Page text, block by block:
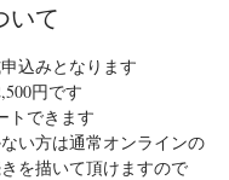
いて
込みとなります
円です
トできます
い方は通常オンラインの
を描いて頂けますので